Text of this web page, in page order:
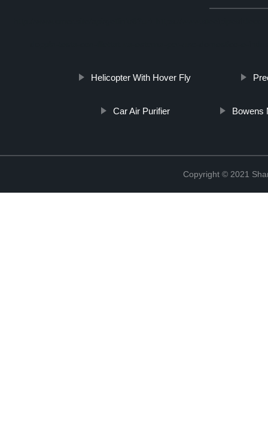
Helicopter With Hover Fly
Car Air Purifier Bowens
Copyright © 2021